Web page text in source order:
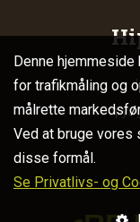
Denne
for trafikmåling og
målrette
Ved at bruge vores
disse formål.
Se Privatlivs- og